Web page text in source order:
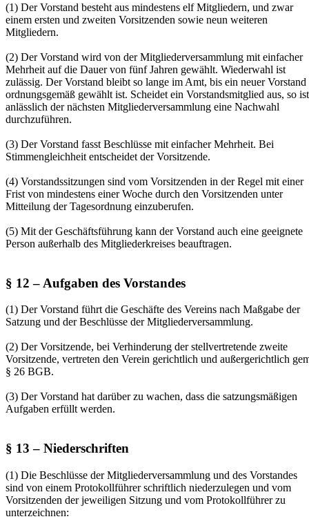
(1) Der Vorstand besteht aus mindestens elf Mitgliedern, und zwar
einem ersten und zweiten Vorsitzenden sowie neun weiteren
Mitgliedern.
(2) Der Vorstand wird von der Mitgliederversammlung mit einfacher
Mehrheit auf die Dauer von fünf Jahren gewählt. Wiederwahl ist
zulässig. Der Vorstand bleibt so lange im Amt, bis ein neuer Vorstand
ordnungsgemäß gewählt ist. Scheidet ein Vorstandsmitglied aus, so ist
anlässlich der nächsten Mitgliederversammlung eine Nachwahl
durchzuführen.
(3) Der Vorstand fasst Beschlüsse mit einfacher Mehrheit. Bei
Stimmengleichheit entscheidet der Vorsitzende.
(4) Vorstandssitzungen sind vom Vorsitzenden in der Regel mit einer
Frist von mindestens einer Woche durch den Vorsitzenden unter
Mitteilung der Tagesordnung einzuberufen.
(5) Mit der Geschäftsführung kann der Vorstand auch eine geeignete
Person außerhalb des Mitgliederkreises beauftragen.
§ 12 – Aufgaben des Vorstandes
(1) Der Vorstand führt die Geschäfte des Vereins nach Maßgabe der
Satzung und der Beschlüsse der Mitgliederversammlung.
(2) Der Vorsitzende, bei Verhinderung der stellvertretende zweite
Vorsitzende, vertreten den Verein gerichtlich und außergerichtlich
§ 26 BGB.
(3) Der Vorstand hat darüber zu wachen, dass die satzungsmäßigen
Aufgaben erfüllt werden.
§ 13 – Niederschriften
(1) Die Beschlüsse der Mitgliederversammlung und des Vorstandes
sind von einem Protokollführer schriftlich niederzulegen und vom
Vorsitzenden der jeweiligen Sitzung und vom Protokollführer zu
unterzeichnen: